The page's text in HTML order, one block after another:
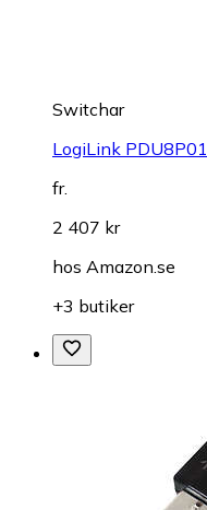
Switchar
LogiLink PDU8P01
fr.
2 407 kr
hos Amazon.se
+3 butiker